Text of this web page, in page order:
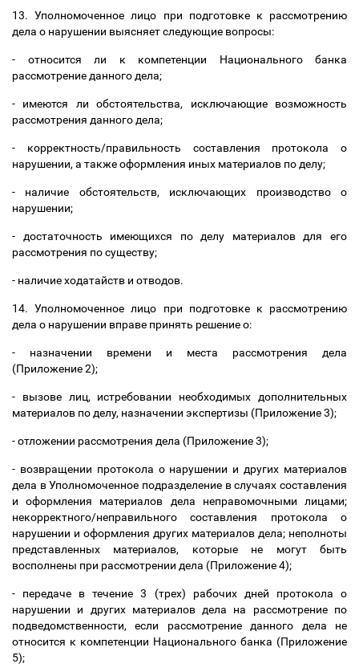
13. Уполномоченное лицо при подготовке к рассмотрению
дела о нарушении выясняет следующие вопросы:
- относится ли к компетенции Национального банка
рассмотрение данного дела;
- имеются ли обстоятельства, исключающие возможность
рассмотрения данного дела;
- корректность/правильность составления протокола о
нарушении, а также оформления иных материалов по делу;
- наличие обстоятельств, исключающих производство о
нарушении;
- достаточность имеющихся по делу материалов для его
рассмотрения по существу;
- наличие ходатайств и отводов.
14. Уполномоченное лицо при подготовке к рассмотрению
дела о нарушении вправе принять решение о:
- назначении времени и места рассмотрения дела
(Приложение 2);
- вызове лиц, истребовании необходимых дополнительных
материалов по делу, назначении экспертизы (Приложение 3);
- отложении рассмотрения дела (Приложение 3);
- возвращении протокола о нарушении и других материалов
дела в Уполномоченное подразделение в случаях составления
и оформления материалов дела неправомочными лицами;
некорректного/неправильного составления протокола о
нарушении и оформления других материалов дела; неполноты
представленных материалов, которые не могут быть
восполнены при рассмотрении дела (Приложение 4);
- передаче в течение 3 (трех) рабочих дней протокола о
нарушении и других материалов дела на рассмотрение по
подведомственности, если рассмотрение данного дела не
относится к компетенции Национального банка (Приложение
5);